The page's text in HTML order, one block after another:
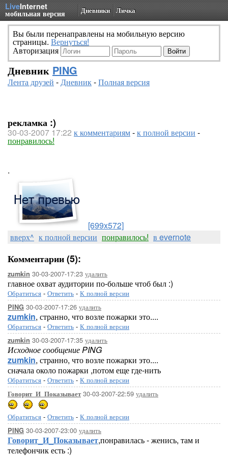
LiveInternet
мобильная версия Дневники Личка
Вы были перенаправлены на мобильную версию
страницы. Вернуться!
Авторизация
Дневник PING
Лента друзей -Дневник-Полная версия
рекламка :)
30-03-2007 17:22 к комментариям-к полной версии -
понравилось!
.
[699x572]
вверх^ к полной версии понравилось! в evernote
Комментарии (5):
zumkin 30-03-2007-17:23 удалить
главное охват аудитории по-больше чтоб был :)
Обратиться - Ответить - К полной версии
PING 30-03-2007-17:26 удалить
zumkin, странно, что возле пожарки это....
Обратиться - Ответить - К полной версии
zumkin 30-03-2007-17:35 удалить
Исходное сообщение PING
zumkin, странно, что возле пожарки это....
сначала около пожарки ,потом еще где-нить
Обратиться - Ответить - К полной версии
Говорит_И_Показывает30-03-2007-22:59 удалить
Обратиться - Ответить - К полной версии
PING 30-03-2007-23:00 удалить
Говорит_И_Показывает,понравилась - женись, там и
телефончик есть :)